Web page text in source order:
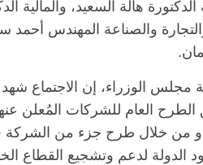
الدكتورة هالة السعيد،
والصناعة المهندس أحمد
مجلس الوزراء، إن الاجتماع
العام للشركات المُعلن
أو من خلال طرح جزء من الشركة
لدعم وتشجيع القطاع